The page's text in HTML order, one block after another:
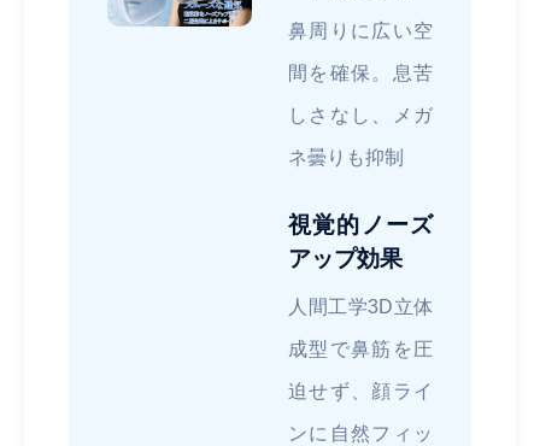
鼻周りに広い空
間を確保。息苦
しさなし、メガ
ネ曇りも抑制
視覚的ノーズ
アップ効果
人間工学3D立体
成型で鼻筋を圧
迫せず、顔ライ
ンに自然フィッ